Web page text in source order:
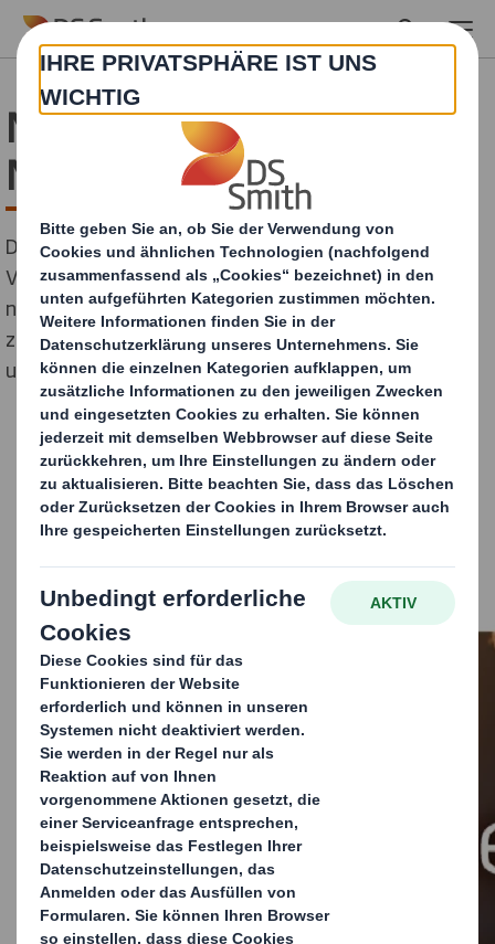
Skip to main content
Neue
Nachhaltigkeitsstrategie
DS Smith, ein führender Anbieter von nachhaltigen
Verpackungslösungen des FTSE 100, hat heute seine
neue Nachhaltigkeitsvision und -strategie “Jetzt. Und
zukünftig.“ vorgestellt, die ehrgeizige Verpflichtungen
und Ziele für das nächste Jahrzehnt festlegt.